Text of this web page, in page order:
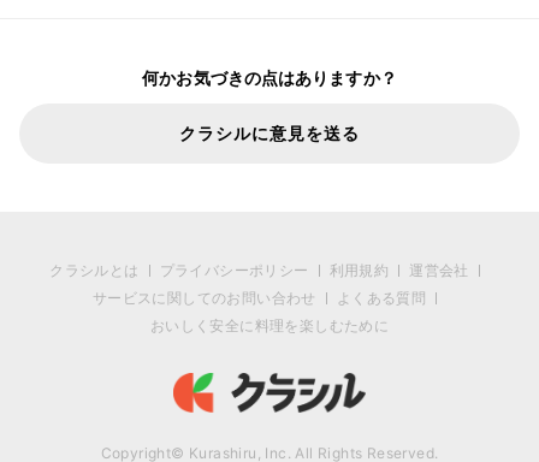
何かお気づきの点はありますか？
クラシルに意見を送る
クラシルとは プライバシーポリシー 利用規約
運営会社
サービスに関してのお問い合わせ
よくある質問
おいしく安全に料理を楽しむために
Copyright© Kurashiru, Inc. All Rights Reserved.